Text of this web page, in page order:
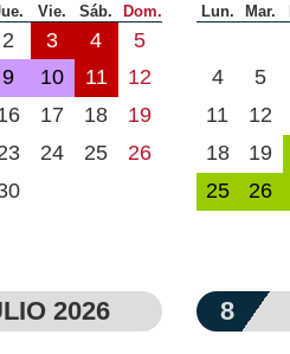
Vie. Sáb. Dom.
2 3 4
5
9 10 11
12
17 18
19
24 25
26
Lun. Mar.
4
5
11
12
18
19
25
26
2026 8